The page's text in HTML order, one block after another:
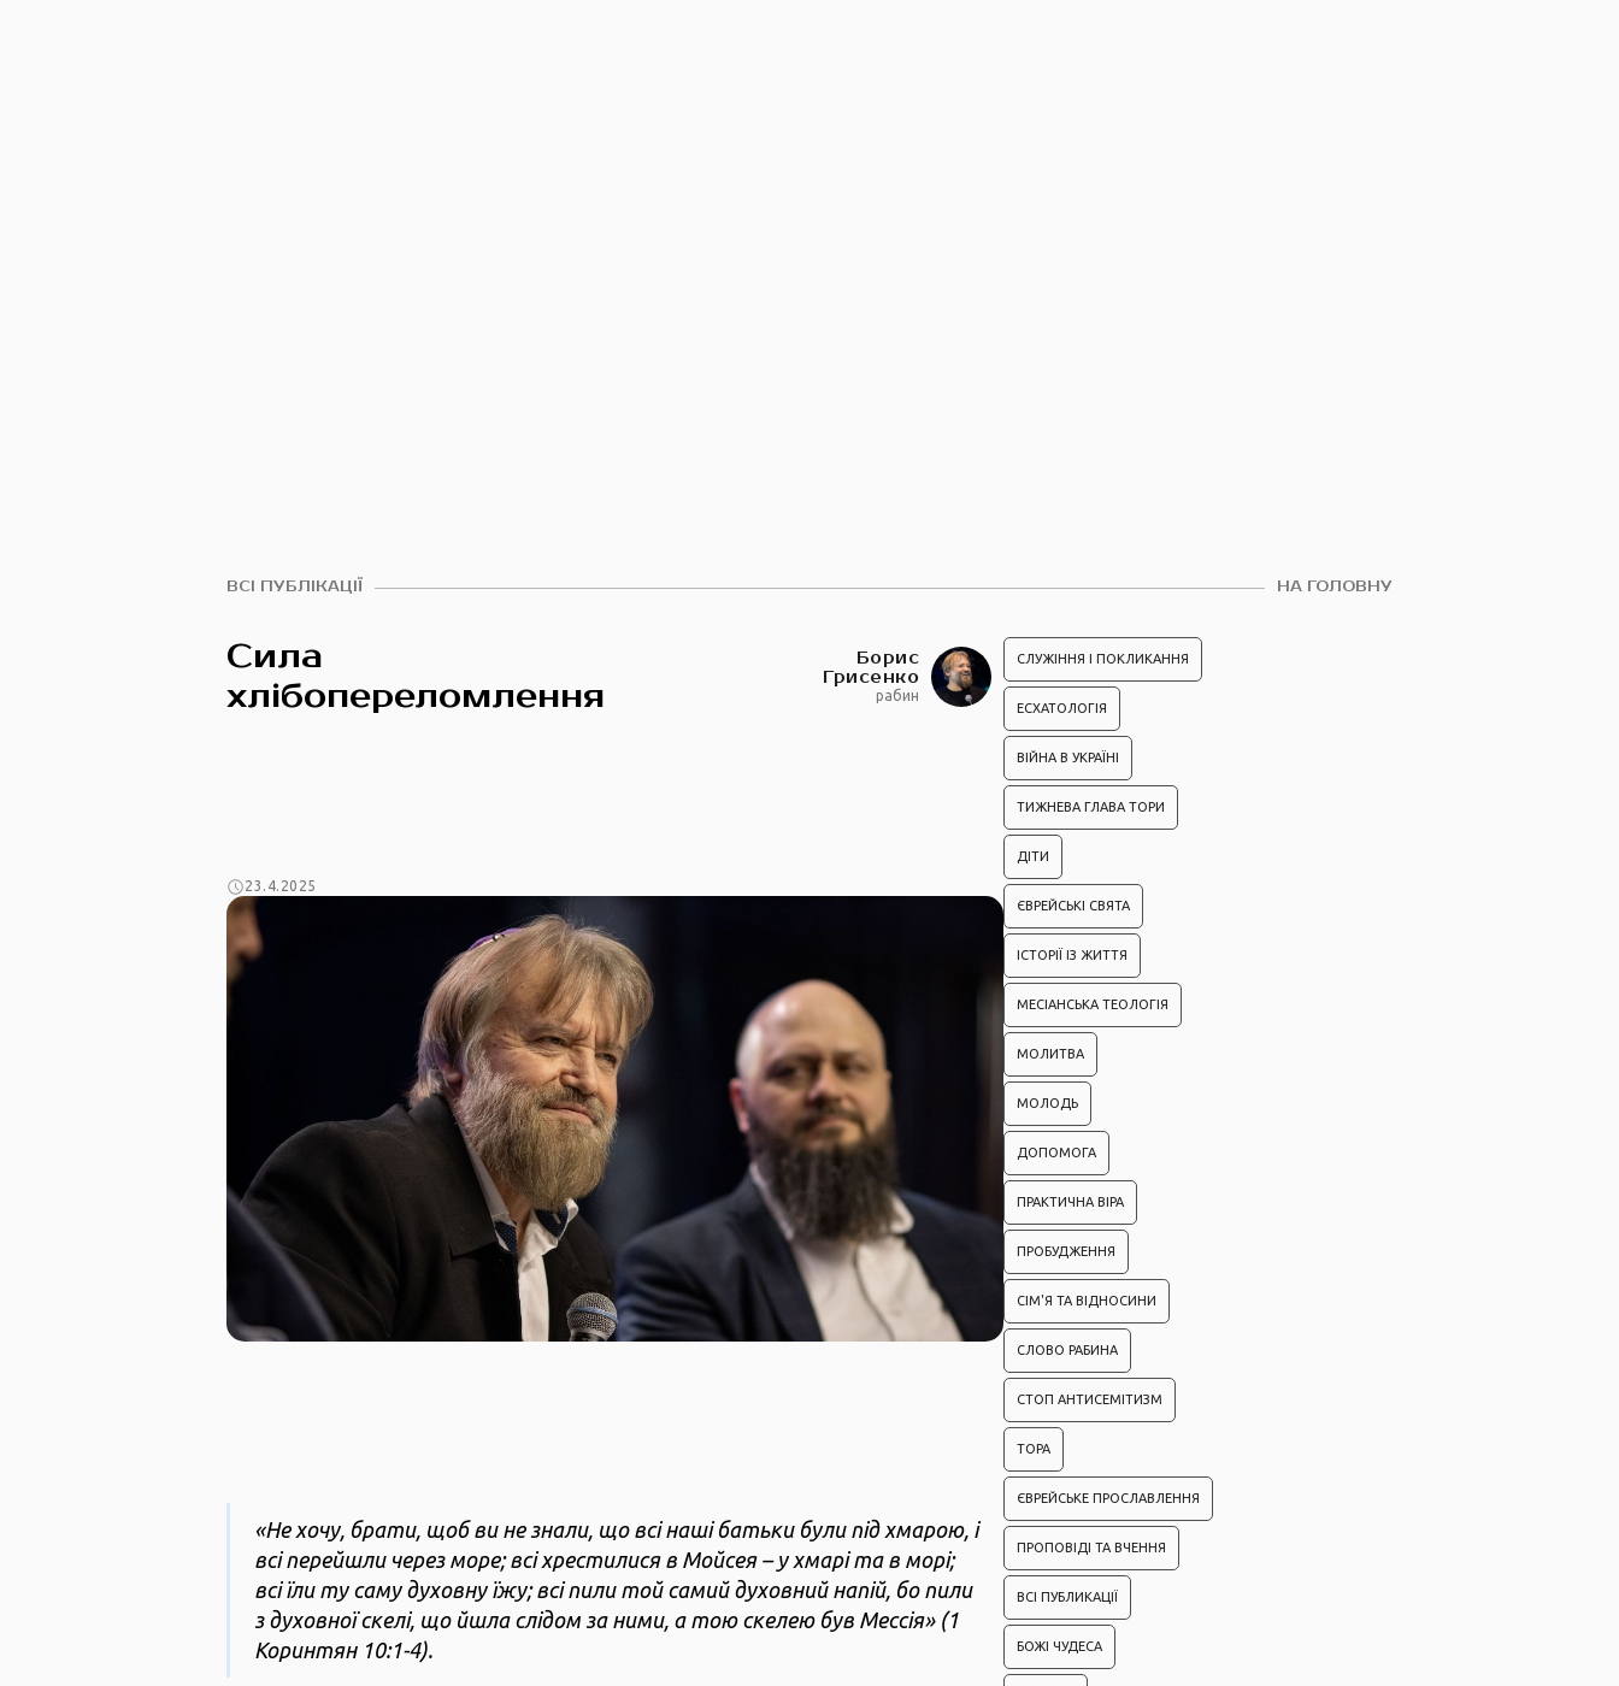
ВСІ ПУБЛІКАЦІЇ НА ГОЛОВНУ
Сила
хлібопереломлення
Борис
Грисенко
рабин
23.4.2025
«Не хочу, брати, щоб ви не знали, що всі наші батьки були під хмарою, і
всі перейшли через море; всі хрестилися в Мойсея – у хмарі та в морі;
всі їли ту саму духовну їжу; всі пили той самий духовний напій, бо пили
з духовної скелі, що йшла слідом за ними, а тою скелею був Мессія» (1
Коринтян 10:1-4).
СЛУЖІННЯ І ПОКЛИКАННЯ
ЕСХАТОЛОГІЯ
ВІЙНА В УКРАЇНІ
ТИЖНЕВА ГЛАВА ТОРИ
ДІТИ
ЄВРЕЙСЬКІ СВЯТА
ІСТОРІЇ ІЗ ЖИТТЯ
МЕСІАНСЬКА ТЕОЛОГІЯ
МОЛИТВА
МОЛОДЬ
ДОПОМОГА
ПРАКТИЧНА ВІРА
ПРОБУДЖЕННЯ
СІМ'Я ТА ВІДНОСИНИ
СЛОВО РАБИНА
СТОП АНТИСЕМІТИЗМ
ТОРА
ЄВРЕЙСЬКЕ ПРОСЛАВЛЕННЯ
ПРОПОВІДІ ТА ВЧЕННЯ
ВСІ ПУБЛИКАЦІЇ
БОЖІ ЧУДЕСА